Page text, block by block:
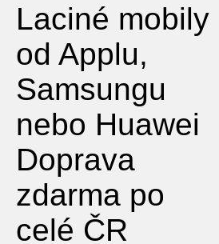
Laciné mobily
od Applu,
Samsungu
nebo Huawei
Doprava
zdarma po
celé ČR